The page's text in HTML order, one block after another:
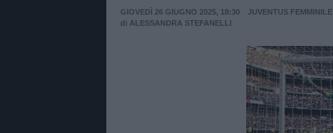
GIOVEDÌ 26 GIUGNO 2025, 18:30
JUVENTUS FEMMINILE
di ALESSANDRA STEFANELLI